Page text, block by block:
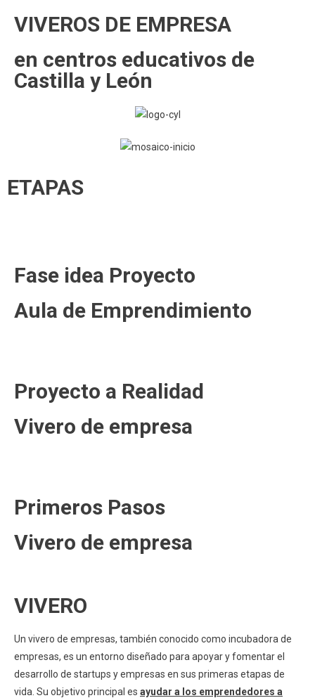
VIVEROS DE EMPRESA
en centros educativos de
Castilla y León
ETAPAS
Fase idea Proyecto
Aula de Emprendimiento
Proyecto a Realidad
Vivero de empresa
Primeros Pasos
Vivero de empresa
VIVERO
Un vivero de empresas, también conocido como incubadora de
empresas, es un entorno diseñado para apoyar y fomentar el
desarrollo de startups y empresas en sus primeras etapas de
vida. Su objetivo principal es ayudar a los emprendedores a